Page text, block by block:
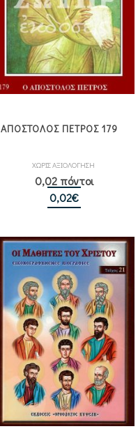
ΑΠΟΣΤΟΛΟΣ ΠΕΤΡΟΣ 179
ΧΩΡΙΣ ΑΞΙΟΛΟΓΗΣΗ
0,02 πόντοι
0,02€